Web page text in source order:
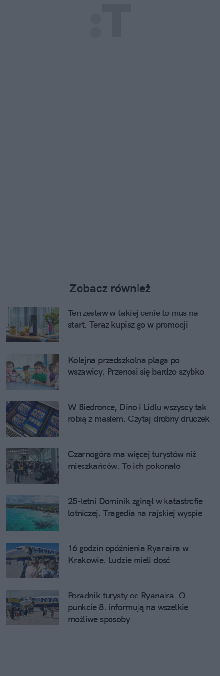
Zobacz również
Ten zestaw w takiej cenie to mus na
start. Teraz kupisz go w promocji
Kolejna przedszkolna plaga po
wszawicy. Przenosi się bardzo szybko
W Biedronce, Dino i Lidlu wszyscy tak
robią z masłem. Czytaj drobny druczek
Czarnogóra ma więcej turystów niż
mieszkańców. To ich pokonało
25-letni Dominik zginął w katastrofie
lotniczej. Tragedia na rajskiej wyspie
16 godzin opóźnienia Ryanaira w
Krakowie. Ludzie mieli dość
Poradnik turysty od Ryanaira. O
punkcie 8. informują na wszelkie
możliwe sposoby